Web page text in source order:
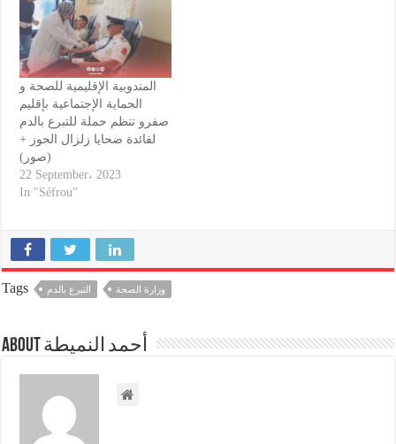
المندوبية الإقليمية للصحة و
الحماية الإجتماعية بإقليم
صفرو تنظم حملة للتبرع بالدم
لفائدة ضحايا زلزال الحوز +
(صور)
22 September، 2023
In "Séfrou"
Tags التبرع بالدم وزارة الصحة
About أحمد النميطة